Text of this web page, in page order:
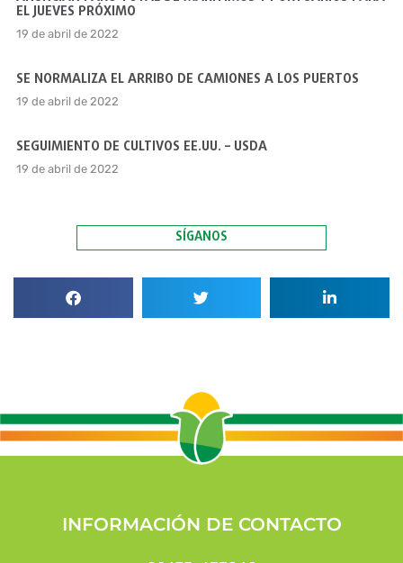
EL JUEVES PRÓXIMO
19 de abril de 2022
SE NORMALIZA EL ARRIBO DE CAMIONES A LOS PUERTOS
19 de abril de 2022
SEGUIMIENTO DE CULTIVOS EE.UU. – USDA
19 de abril de 2022
SÍGANOS
INFORMACIÓN DE CONTACTO